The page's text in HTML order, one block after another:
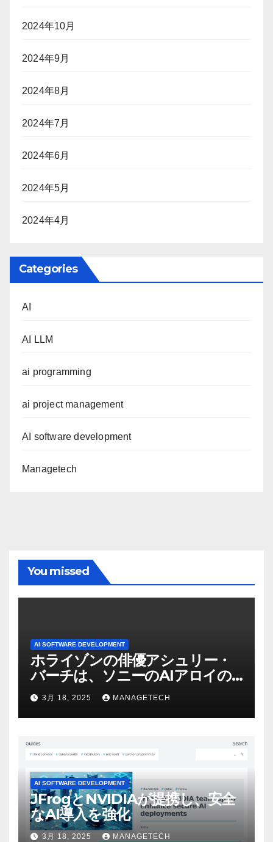
2024年10月
2024年9月
2024年8月
2024年7月
2024年6月
2024年5月
2024年4月
Categories
AI
AI LLM
ai programming
ai project management
AI software development
Managetech
You missed
AI SOFTWARE DEVELOPMENT
ホライゾンの俳優アシュリー・
バーチは、ソニーのAIアロイの
ビデオを見て「ゲームパフォー
マンスという芸術形式に不安を
感じた」と語る – IGN
3月 18, 2025 MANAGETECH
AI SOFTWARE DEVELOPMENT
JFrogとNVIDIAが提携し、安全
なAI導入を強化
3月 18, 2025 MANAGETECH